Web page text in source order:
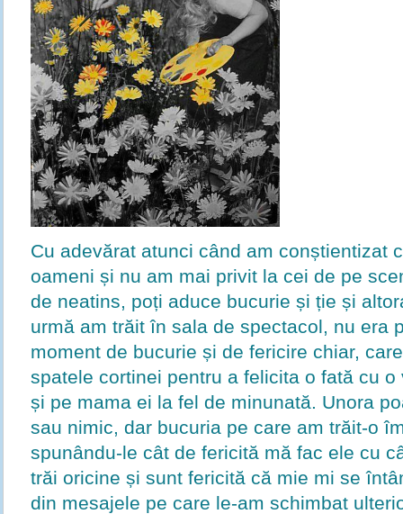
Cu adevărat atunci când am conștientizat
oameni și nu am mai privit la cei de pe
de neatins, poți aduce bucurie și ție și
urmă am trăit în sala de spectacol, nu era
moment de bucurie și de fericire chiar,
spatele cortinei pentru a felicita o fată cu
și pe mama ei la fel de minunată. Unora
sau nimic, dar bucuria pe care am trăit-o
spunându-le cât de fericită mă fac ele cu
trăi oricine și sunt fericită că mie mi se
din mesajele pe care le-am schimbat